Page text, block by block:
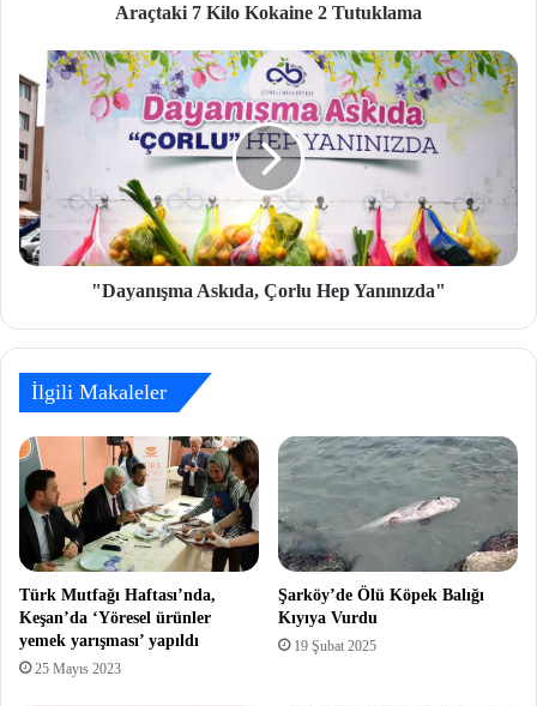
Araçtaki 7 Kilo Kokaine 2 Tutuklama
"Dayanışma Askıda, Çorlu Hep Yanınızda"
İlgili Makaleler
Türk Mutfağı Haftası’nda,
Keşan’da ‘Yöresel ürünler
yemek yarışması’ yapıldı
25 Mayıs 2023
Şarköy’de Ölü Köpek Balığı
Kıyıya Vurdu
19 Şubat 2025